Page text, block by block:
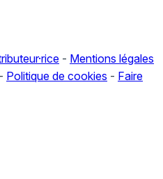
- Mentions légales
- Politique de cookies - Faire